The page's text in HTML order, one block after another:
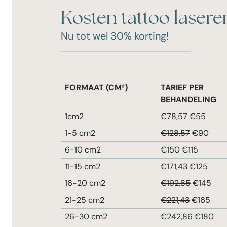
Kosten tattoo
Nu tot wel 30% korting!
FORMAAT (CM²)
TARIEF PER
BEHANDELING
1cm2
€78,57€55
1-5 cm2
€128,57€90
6-10 cm2
€150€115
11-15 cm2
€171,43€125
16-20 cm2
€192,85€145
21-25 cm2
€221,43€165
26-30 cm2
€242,86€180